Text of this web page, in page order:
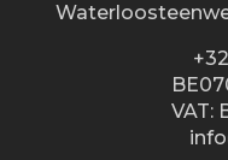
VAT: